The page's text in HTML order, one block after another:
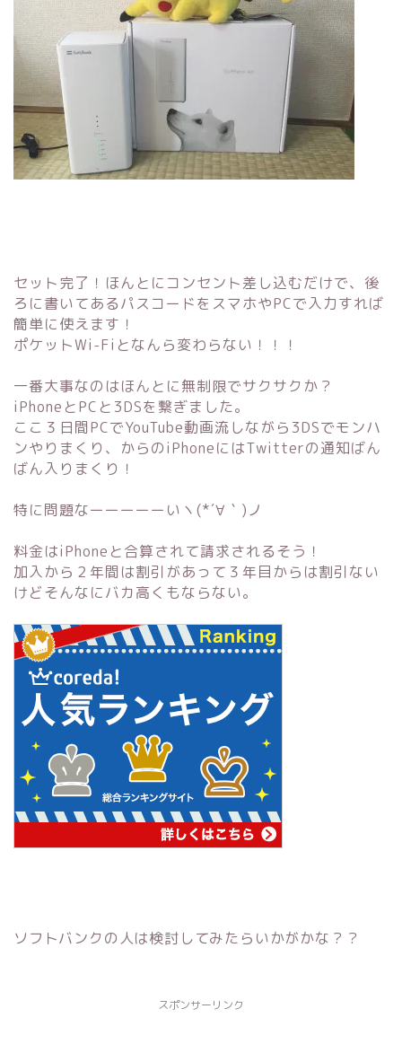
セット完了！ほんとにコンセント差し込むだけで、後
ろに書いてあるパスコードをスマホやPCで入力すれば
簡単に使えます！
ポケットWi-Fiとなんら変わらない！！！
一番大事なのはほんとに無制限でサクサクか？
iPhoneとPCと3DSを繋ぎました。
ここ３日間PCでYouTube動画流しながら3DSでモンハ
ンやりまくり、からのiPhoneにはTwitterの通知ばん
ばん入りまくり！
特に問題なーーーーーいヽ(*´∀｀)ノ
料金はiPhoneと合算されて請求されるそう！
加入から２年間は割引があって３年目からは割引ない
けどそんなにバカ高くもならない。
ソフトバンクの人は検討してみたらいかがかな？？
スポンサーリンク